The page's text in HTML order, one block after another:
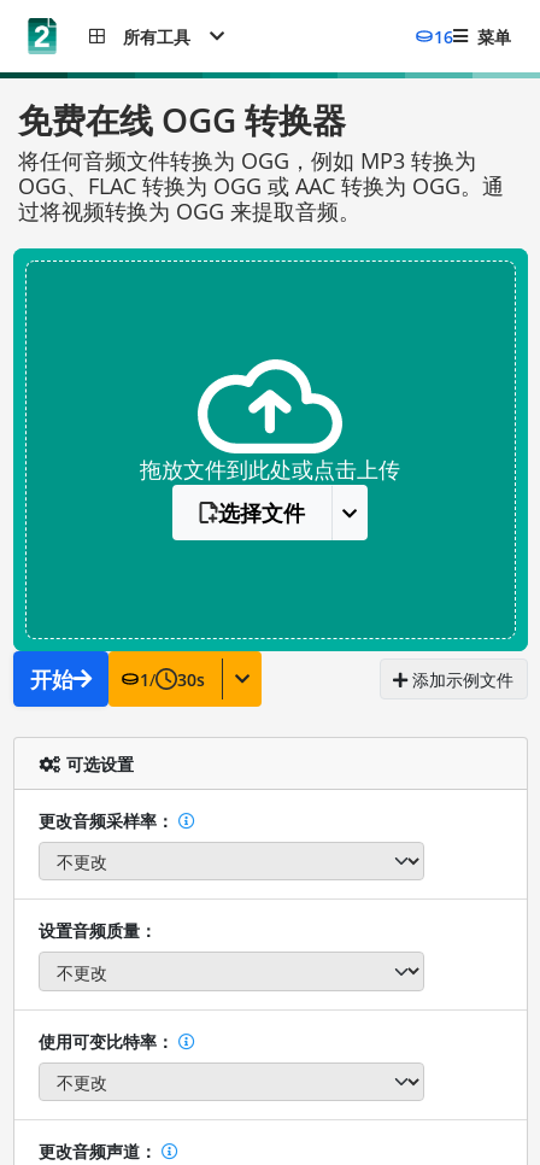
所有工具 16 菜单
免费在线 OGG 转换器
将任何音频文件转换为 OGG，例如 MP3 转换为
OGG、FLAC 转换为 OGG 或 AAC 转换为 OGG。通
过将视频转换为 OGG 来提取音频。
拖放文件到此处或点击上传
选择文件
开始 1/ 30s 添加示例文件
可选设置
更改音频采样率：
设置音频质量：
使用可变比特率：
更改音频声道：